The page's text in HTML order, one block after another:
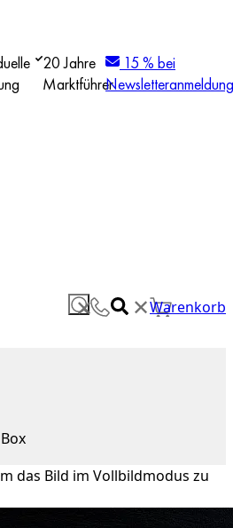
20 Jahre
Marktführer
15 % bei
Newsletteranmeldung
✕ ✕Warenkorb
das Bild im Vollbildmodus zu